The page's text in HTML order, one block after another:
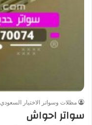
مظلات وسواتر الاختيار السعودي
سواتر احواش